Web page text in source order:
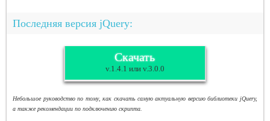
Последняя версия jQuery:
Скачать
v.1.4.1 или v.3.0.0
Небольшое руководство по тому, как скачать самую актуальную версию библиотеки jQuery,
а также рекомендации по подключению скрипта.